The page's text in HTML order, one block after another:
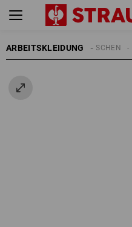
ARBEITSKLEIDUNG TASCHEN
ACCESSOIRES